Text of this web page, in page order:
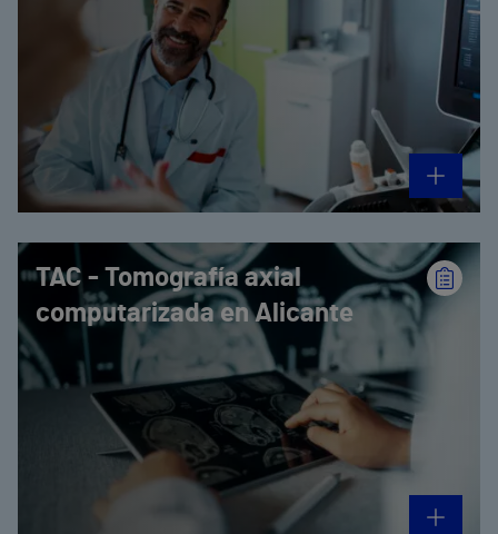
TAC - Tomografía axial
computarizada en Alicante